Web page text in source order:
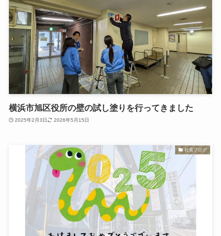
横浜市旭区役所の壁の試し塗りを行ってきました
2025年2月3日 2026年5月15日
社長ブログ